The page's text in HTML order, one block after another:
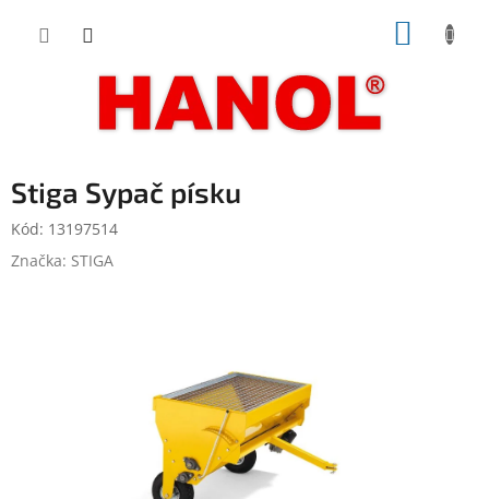
Stiga Sypač písku
Kód: 13197514
Značka: STIGA